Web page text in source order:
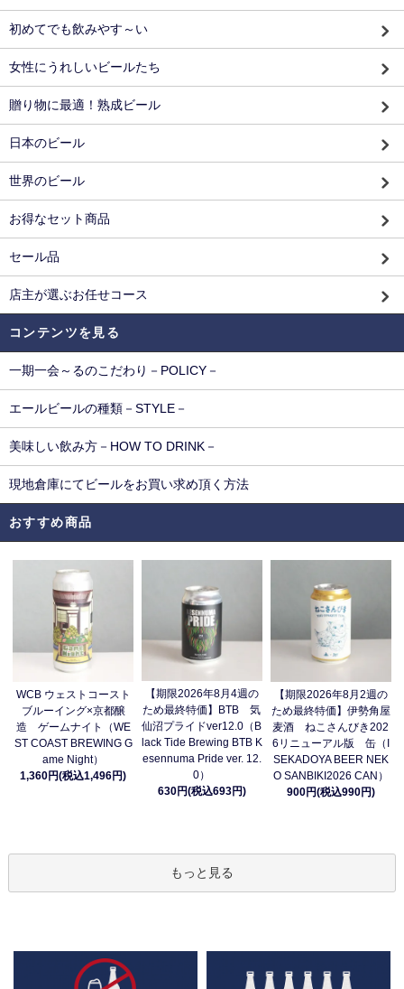
初めてでも飲みやす～い
女性にうれしいビールたち
贈り物に最適！熟成ビール
日本のビール
世界のビール
お得なセット商品
セール品
店主が選ぶお任せコース
コンテンツを見る
一期一会～るのこだわり－POLICY－
エールビールの種類－STYLE－
美味しい飲み方－HOW TO DRINK－
現地倉庫にてビールをお買い求め頂く方法
おすすめ商品
WCB ウェストコースト
ブルーイング×京都醸
造 ゲームナイト（WE
ST COAST BREWING G
ame Night）
1,360円(税込1,496円)
【期限2026年8月4週の
ため最終特価】BTB 気
仙沼プライドver12.0（B
lack Tide Brewing BTB K
esennuma Pride ver. 12.
0）
630円(税込693円)
【期限2026年8月2週の
ため最終特価】伊勢角屋
麦酒 ねこさんびき202
6リニューアル版 缶（I
SEKADOYA BEER NEK
O SANBIKI2026 CAN）
900円(税込990円)
もっと見る